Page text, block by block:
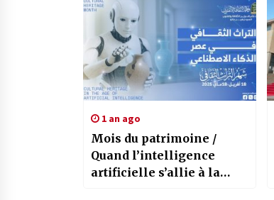
1 an ago
Mois du patrimoine /
Quand l’intelligence
artificielle s’allie à la